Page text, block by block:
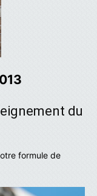
du
formule de